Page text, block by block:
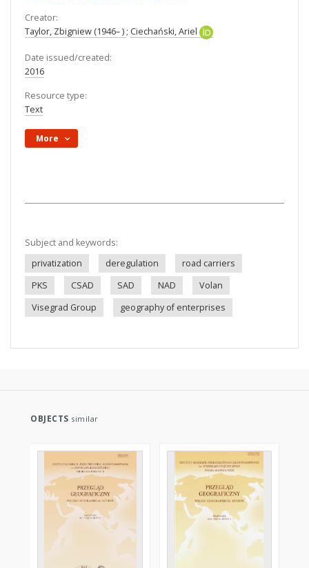
Creator:
Taylor, Zbigniew (1946– ) ; Ciechański, Ariel
Date issued/created:
2016
Resource type:
Text
More
Subject and keywords:
privatization
deregulation
road carriers
PKS
CSAD SAD NAD
Volan
Visegrad Group
geography of enterprises
OBJECTS similar